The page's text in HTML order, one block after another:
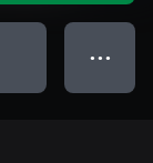
● ● ●